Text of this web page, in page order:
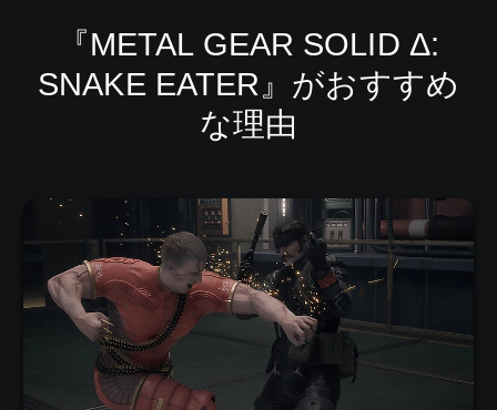
『METAL GEAR SOLID Δ:
SNAKE EATER』がおすすめ
な理由